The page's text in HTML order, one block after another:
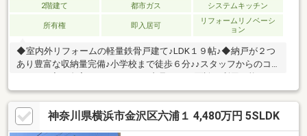
2階建て 都市ガス システムキッチン
所有権 即入居可
リフォームリノベーシ
ョン
◆室内外リフォームの軽量鉄骨戸建て♪LDK１９帖♪◆納戸が２つ
あり豊富な収納量完備♪小学校まで徒歩６分♪♪スタッフからのコ
す。お気軽にお問い合わせください。◇「横浜・川崎」の最新物
件はもちろん、「住宅ローンにも強い会社」です。◇「桜木町駅
１分」に店舗がございますので、お気軽にご来店下さい。◇お車
でご来社の際は、無料駐車券サービスがご利用できます。◇現地
神奈川県横浜市金沢区六浦１ 4,480万円 5SLDK